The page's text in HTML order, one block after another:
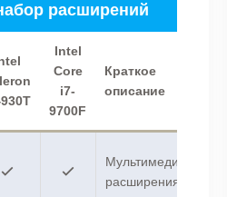
расширений
Intel
Core
i7-
9700F
Краткое
описание
Мультимедийные
расширения.